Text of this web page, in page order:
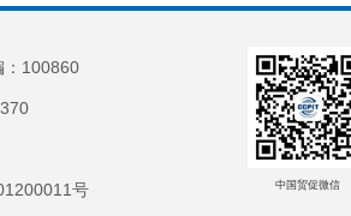
100860
号 中国贸促微信